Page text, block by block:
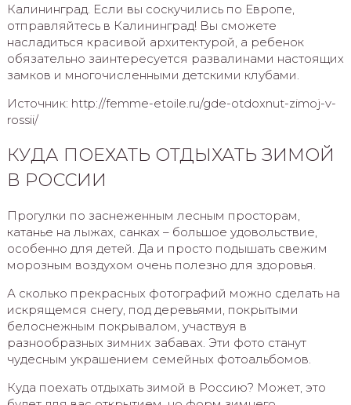
Калининград. Если вы соскучились по Европе,
отправляйтесь в Калининград! Вы сможете
насладиться красивой архитектурой, а ребенок
обязательно заинтересуется развалинами настоящих
замков и многочисленными детскими клубами.
Источник: http://femme-etoile.ru/gde-otdoxnut-zimoj-v-
rossii/
КУДА ПОЕХАТЬ ОТДЫХАТЬ ЗИМОЙ
В РОССИИ
Прогулки по заснеженным лесным просторам,
катанье на лыжах, санках – большое удовольствие,
особенно для детей. Да и просто подышать свежим
морозным воздухом очень полезно для здоровья.
А сколько прекрасных фотографий можно сделать на
искрящемся снегу, под деревьями, покрытыми
белоснежным покрывалом, участвуя в
разнообразных зимних забавах. Эти фото станут
чудесным украшением семейных фотоальбомов.
Куда поехать отдыхать зимой в Россию? Может, это